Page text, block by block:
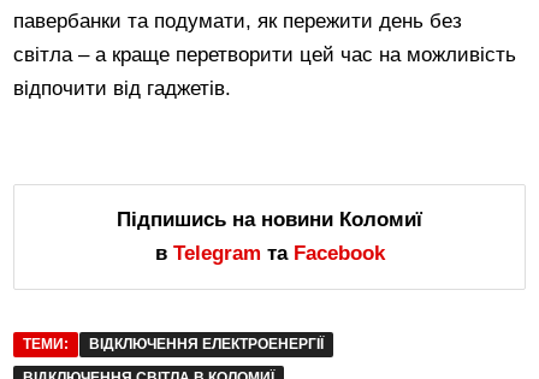
павербанки та подумати, як пережити день без
світла – а краще перетворити цей час на можливість
відпочити від гаджетів.
Підпишись на новини Коломиї
в Telegram та Facebook
ТЕМИ:
ВІДКЛЮЧЕННЯ ЕЛЕКТРОЕНЕРГІЇ